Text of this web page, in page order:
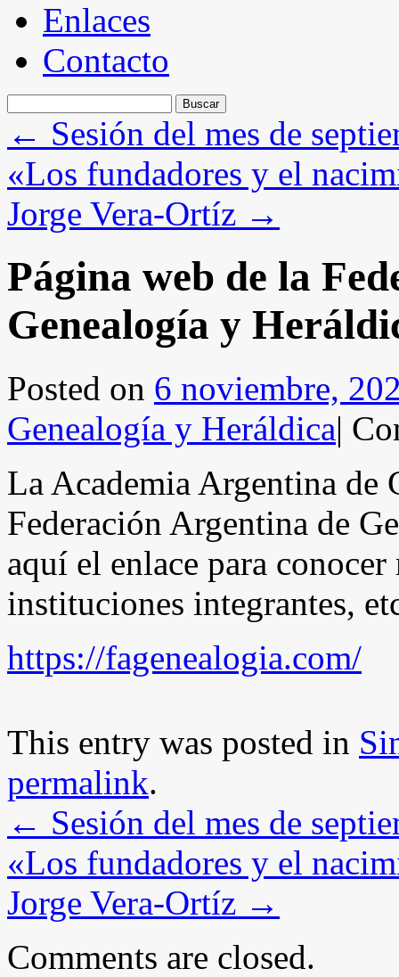
Enlaces
Contacto
← Sesión del mes de
«Los fundadores y el
Jorge Vera-Ortíz →
Página web de la
Genealogía y
Posted on 6 noviembre,
Genealogía y Heráldica|
La Academia Argentina de
Federación Argentina de
aquí el enlace para
instituciones integrantes,
https://fagenealogia.com/
This entry was posted in
permalink.
← Sesión del mes de
«Los fundadores y el
Jorge Vera-Ortíz →
Comments are closed.